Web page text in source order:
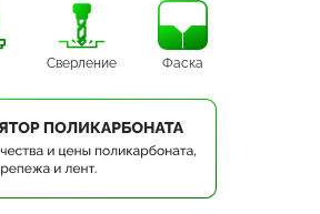
Сверление Фаска